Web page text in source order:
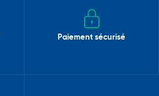
Paiement sécurisé